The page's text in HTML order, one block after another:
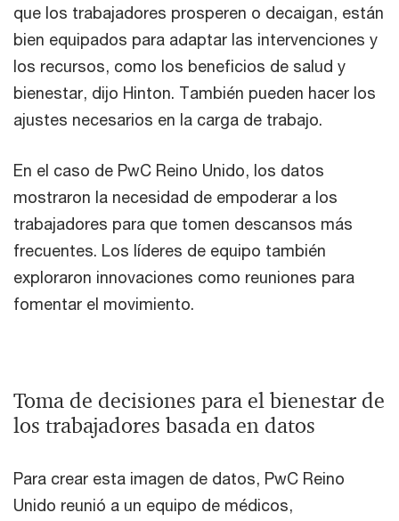
que los trabajadores prosperen o decaigan, están
bien equipados para adaptar las intervenciones y
los recursos, como los beneficios de salud y
bienestar, dijo Hinton. También pueden hacer los
ajustes necesarios en la carga de trabajo.
En el caso de PwC Reino Unido, los datos
mostraron la necesidad de empoderar a los
trabajadores para que tomen descansos más
frecuentes. Los líderes de equipo también
exploraron innovaciones como reuniones para
fomentar el movimiento.
Toma de decisiones para el bienestar de
los trabajadores basada en datos
Para crear esta imagen de datos, PwC Reino
Unido reunió a un equipo de médicos,